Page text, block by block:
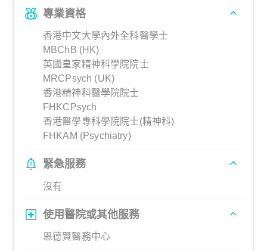
專業資格
香港中文大學內外全科醫學士
MBChB (HK)
英國皇家精神科學院院士
MRCPsych (UK)
香港精神科醫學院院士
FHKCPsych
香港醫學專科學院院士(精神科)
FHKAM (Psychiatry)
緊急服務
沒有
使用醫院或其他服務
恩德賢醫務中心